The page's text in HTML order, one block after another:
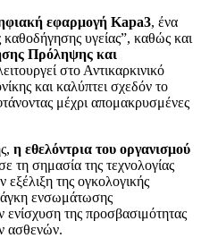
εφαρμογή Kapa3, ένα
υγείας”, καθώς και
Πρόληψης και
στο Αντικαρκινικό
και καλύπτει σχεδόν το
μέχρι απομακρυσμένες
η εθελόντρια του οργανισμού
τη σημασία της τεχνολογίας
της ογκολογικής
ενσωμάτωσης
ενίσχυση της προσβασιμότητας
ασθενών.